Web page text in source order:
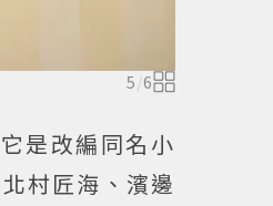
5/6
是改編同名小
村匠海、濱邊